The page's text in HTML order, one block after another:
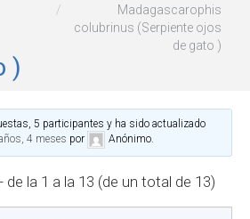
)
Madagascarophis
colubrinus (Serpiente ojos
de gato )
5 participantes y ha sido actualizado
4 meses por Anónimo.
la 1 a la 13 (de un total de 13)